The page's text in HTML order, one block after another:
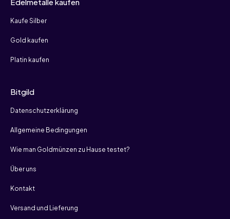
Kaufe Silber
Gold kaufen
Platin kaufen
Bitgild
Datenschutzerklärung
Allgemeine Bedingungen
Wie man Goldmünzen zu Hause testet?
Über uns
Kontakt
Versand und Lieferung